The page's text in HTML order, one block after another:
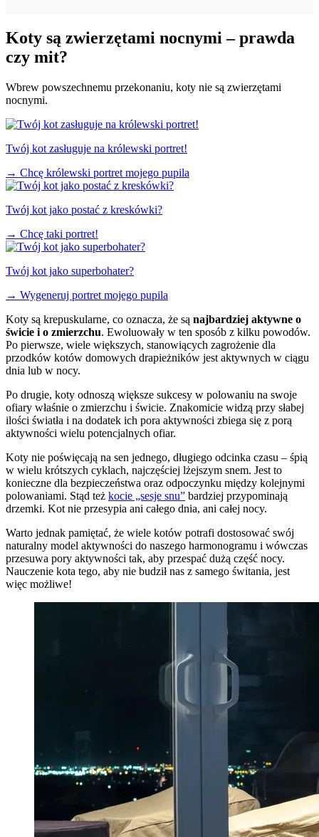
Koty są zwierzętami nocnymi – prawda
czy mit?
Wbrew powszechnemu przekonaniu, koty nie są zwierzętami
nocnymi.
Twój kot zasługuje na królewski portret!
→ Chcę królewski portret mojego pupila
Twój kot jako postać z kreskówki?
→ Chcę taki portret!
Twój kot jako superbohater?
→ Wygeneruj portret mojego pupila
Koty są krepuskularne, co oznacza, że są najbardziej aktywne o
świcie i o zmierzchu. Ewoluowały w ten sposób z kilku powodów.
Po pierwsze, wiele większych, stanowiących zagrożenie dla
przodków kotów domowych drapieżników jest aktywnych w ciągu
dnia lub w nocy.
Po drugie, koty odnoszą większe sukcesy w polowaniu na swoje
ofiary właśnie o zmierzchu i świcie. Znakomicie widzą przy słabej
ilości światła i na dodatek ich pora aktywności zbiega się z porą
aktywności wielu potencjalnych ofiar.
Koty nie poświęcają na sen jednego, długiego odcinka czasu – śpią
w wielu krótszych cyklach, najczęściej lżejszym snem. Jest to
konieczne dla bezpieczeństwa oraz odpoczynku między kolejnymi
polowaniami. Stąd też kocie „sesje snu” bardziej przypominają
drzemki. Kot nie przesypia ani całego dnia, ani całej nocy.
Warto jednak pamiętać, że wiele kotów potrafi dostosować swój
naturalny model aktywności do naszego harmonogramu i wówczas
przesuwa pory aktywności tak, aby przespać dużą część nocy.
Nauczenie kota tego, aby nie budził nas z samego świtania, jest
więc możliwe!